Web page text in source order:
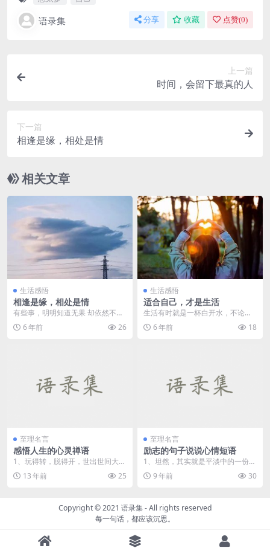
语录集 分享 收藏 点赞(0)
上一篇
时间，会留下最真的人
下一篇
相逢是缘，相处是情
相关文章
生活感悟
相逢是缘，相处是情
有些事，明明知道无果 却依然不悔
有些情，明明知道无缘 却依旧不舍
生活就是一个...
6 年前 26
生活感悟
适合自己，才是生活
生活有时就是一杯白开水，不论是
冷是热，只要温度适合自己就好；
生活有时又是万千口...
6 年前 18
至理名言
感悟人生的心灵禅语
1、玩得转，脱得开，世出世间大智
慧；拿得起，放得下，在尘离尘真
豪杰。 ...
13 年前 25
至理名言
励志的句子说说心情短语
1、坦然，其实就是平淡中的一份自
信，也是平静中的一份快乐，更是
一种潇洒。 &nb...
9 年前 30
Copyright © 2021 语录集- All rights reserved
每一句话，都应该沉思。